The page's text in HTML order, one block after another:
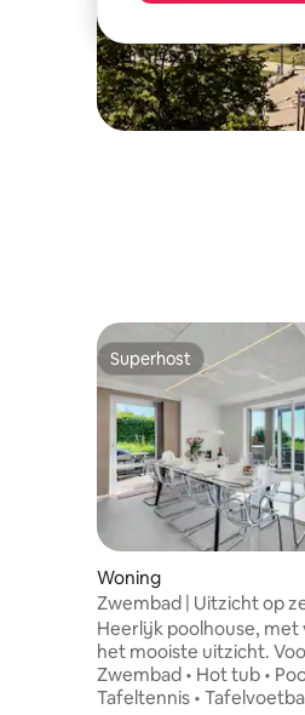
Superhost
Superhost
Woning
Zwembad | Uitzicht op
Heerlijk poolhouse, met
het mooiste uitzicht. Voorzieningen •
Zwembad • Hot tub • Poolbiljarttafel •
Tafeltennis • Tafelvoetbal • elektrische